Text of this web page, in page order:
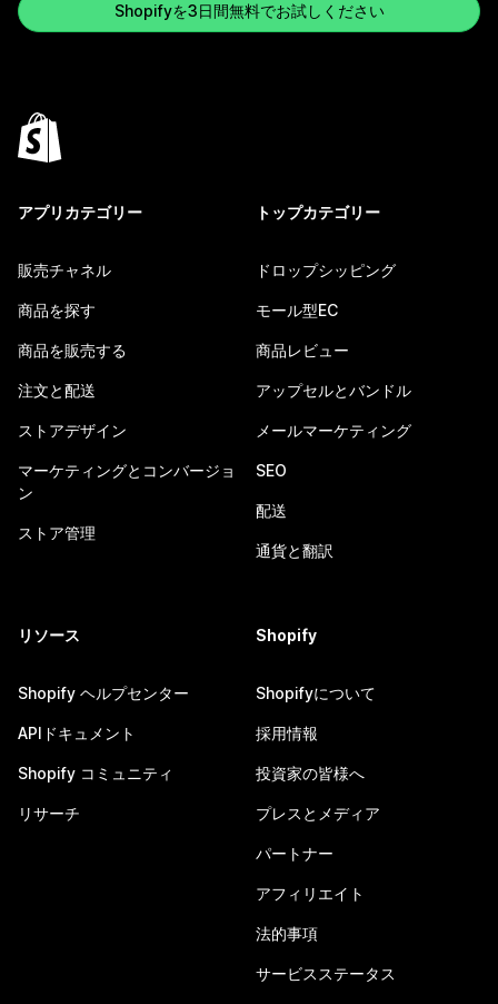
Shopifyを3日間無料でお試しください
アプリカテゴリー
販売チャネル
商品を探す
商品を販売する
注文と配送
ストアデザイン
マーケティングとコンバージョ
ン
ストア管理
トップカテゴリー
ドロップシッピング
モール型EC
商品レビュー
アップセルとバンドル
メールマーケティング
SEO
配送
通貨と翻訳
リソース
Shopify ヘルプセンター
APIドキュメント
Shopify コミュニティ
リサーチ
Shopify
Shopifyについて
採用情報
投資家の皆様へ
プレスとメディア
パートナー
アフィリエイト
法的事項
サービスステータス